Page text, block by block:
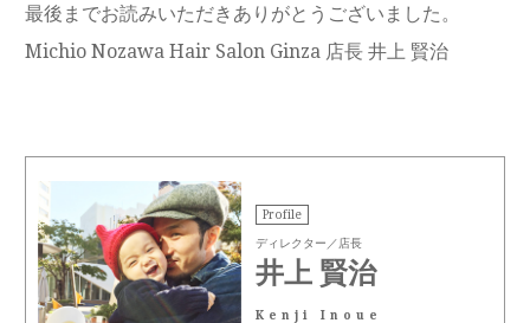
最後までお読みいただきありがとうございました。
Michio Nozawa Hair Salon Ginza 店長 井上 賢治
Profile
ディレクター／店長
井上 賢治
Kenji Inoue